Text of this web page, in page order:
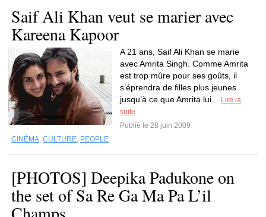
Saif Ali Khan veut se marier avec
Kareena Kapoor
A 21 ans, Saif Ali Khan se marie
avec Amrita Singh. Comme Amrita
est trop mûre pour ses goûts, il
s’éprendra de filles plus jeunes
jusqu’à ce que Amrita lui...
Lire la
suite
Publié le 28 juin 2009
CINÉMA, CULTURE, PEOPLE
[PHOTOS] Deepika Padukone on
the set of Sa Re Ga Ma Pa L’il